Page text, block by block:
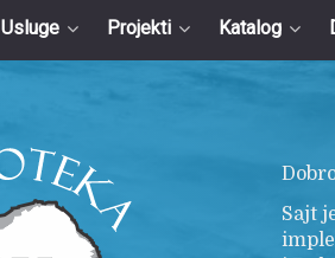
Usluge Projekti Katalog
Sajt